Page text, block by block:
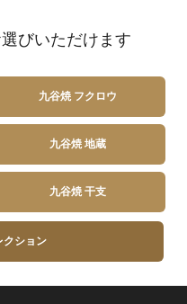
びいただけます
九谷焼 フクロウ
九谷焼 地蔵
九谷焼 干支
クション